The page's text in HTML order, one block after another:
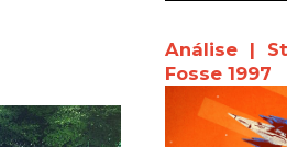
Análise |
Fosse 1997